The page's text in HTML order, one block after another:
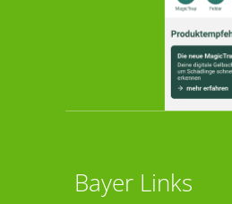
Bayer Links